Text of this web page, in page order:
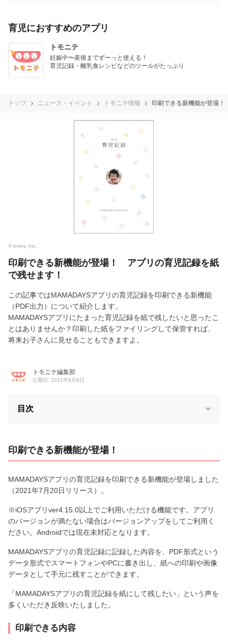
育児におすすめのアプリ
トモニテ
妊娠中〜産後までずーっと使える！
育児記録・離乳食レシピなどのツールがたっぷり
トップ ニュース・イベント トモニテ情報 印刷できる新機能が登場
© every, Inc.
印刷できる新機能が登場！ アプリの育児記録を紙
で残せます！
この記事ではMAMADAYSアプリの育児記録を印刷できる新機能
（PDF出力）について紹介します。
MAMADAYSアプリにたまった育児記録を紙で残したいと思ったこ
とはありませんか？印刷した紙をファイリングして保管すれば、
将来お子さんに見せることもできますよ。
トモニテ編集部
公開日: 2021年8月6日
目次
印刷できる新機能が登場！
MAMADAYSアプリの育児記録を印刷できる新機能が登場しました
（2021年7月20日リリース）。
※iOSアプリver4.15.0以上でご利用いただける機能です。アプリ
のバージョンが満たない場合はバージョンアップをしてご利用く
ださい。Androidでは現在未対応となります。
MAMADAYSアプリの育児記録に記録した内容を、PDF形式という
データ形式でスマートフォンやPCに書き出し、紙への印刷や画像
データとして手元に残すことができます。
「MAMADAYSアプリの育児記録を紙にして残したい」という声を
多くいただき反映いたしました。
印刷できる内容